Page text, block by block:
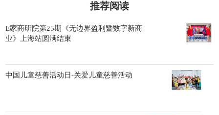
推荐阅读
E家商研院第25期《无边界盈利暨数字新商
业》上海站圆满结束
中国儿童慈善活动日-关爱儿童慈善活动